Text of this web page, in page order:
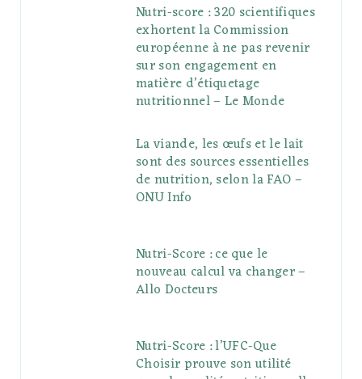
Nutri-score : 320 scientifiques
exhortent la Commission
européenne à ne pas revenir
sur son engagement en
matière d’étiquetage
nutritionnel – Le Monde
La viande, les œufs et le lait
sont des sources essentielles
de nutrition, selon la FAO –
ONU Info
Nutri-Score : ce que le
nouveau calcul va changer –
Allo Docteurs
Nutri-Score : l’UFC-Que
Choisir prouve son utilité